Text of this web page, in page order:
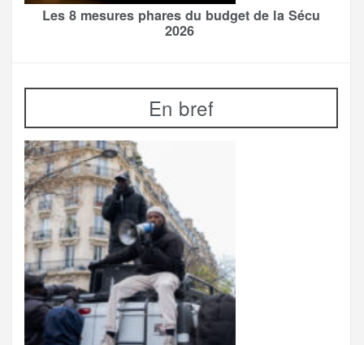
Les 8 mesures phares du budget de la Sécu
2026
En bref